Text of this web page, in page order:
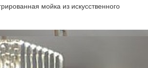
мойка из искусственного